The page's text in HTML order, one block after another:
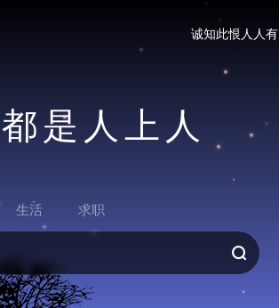
诚知此恨人人
是人上人
生活 求职